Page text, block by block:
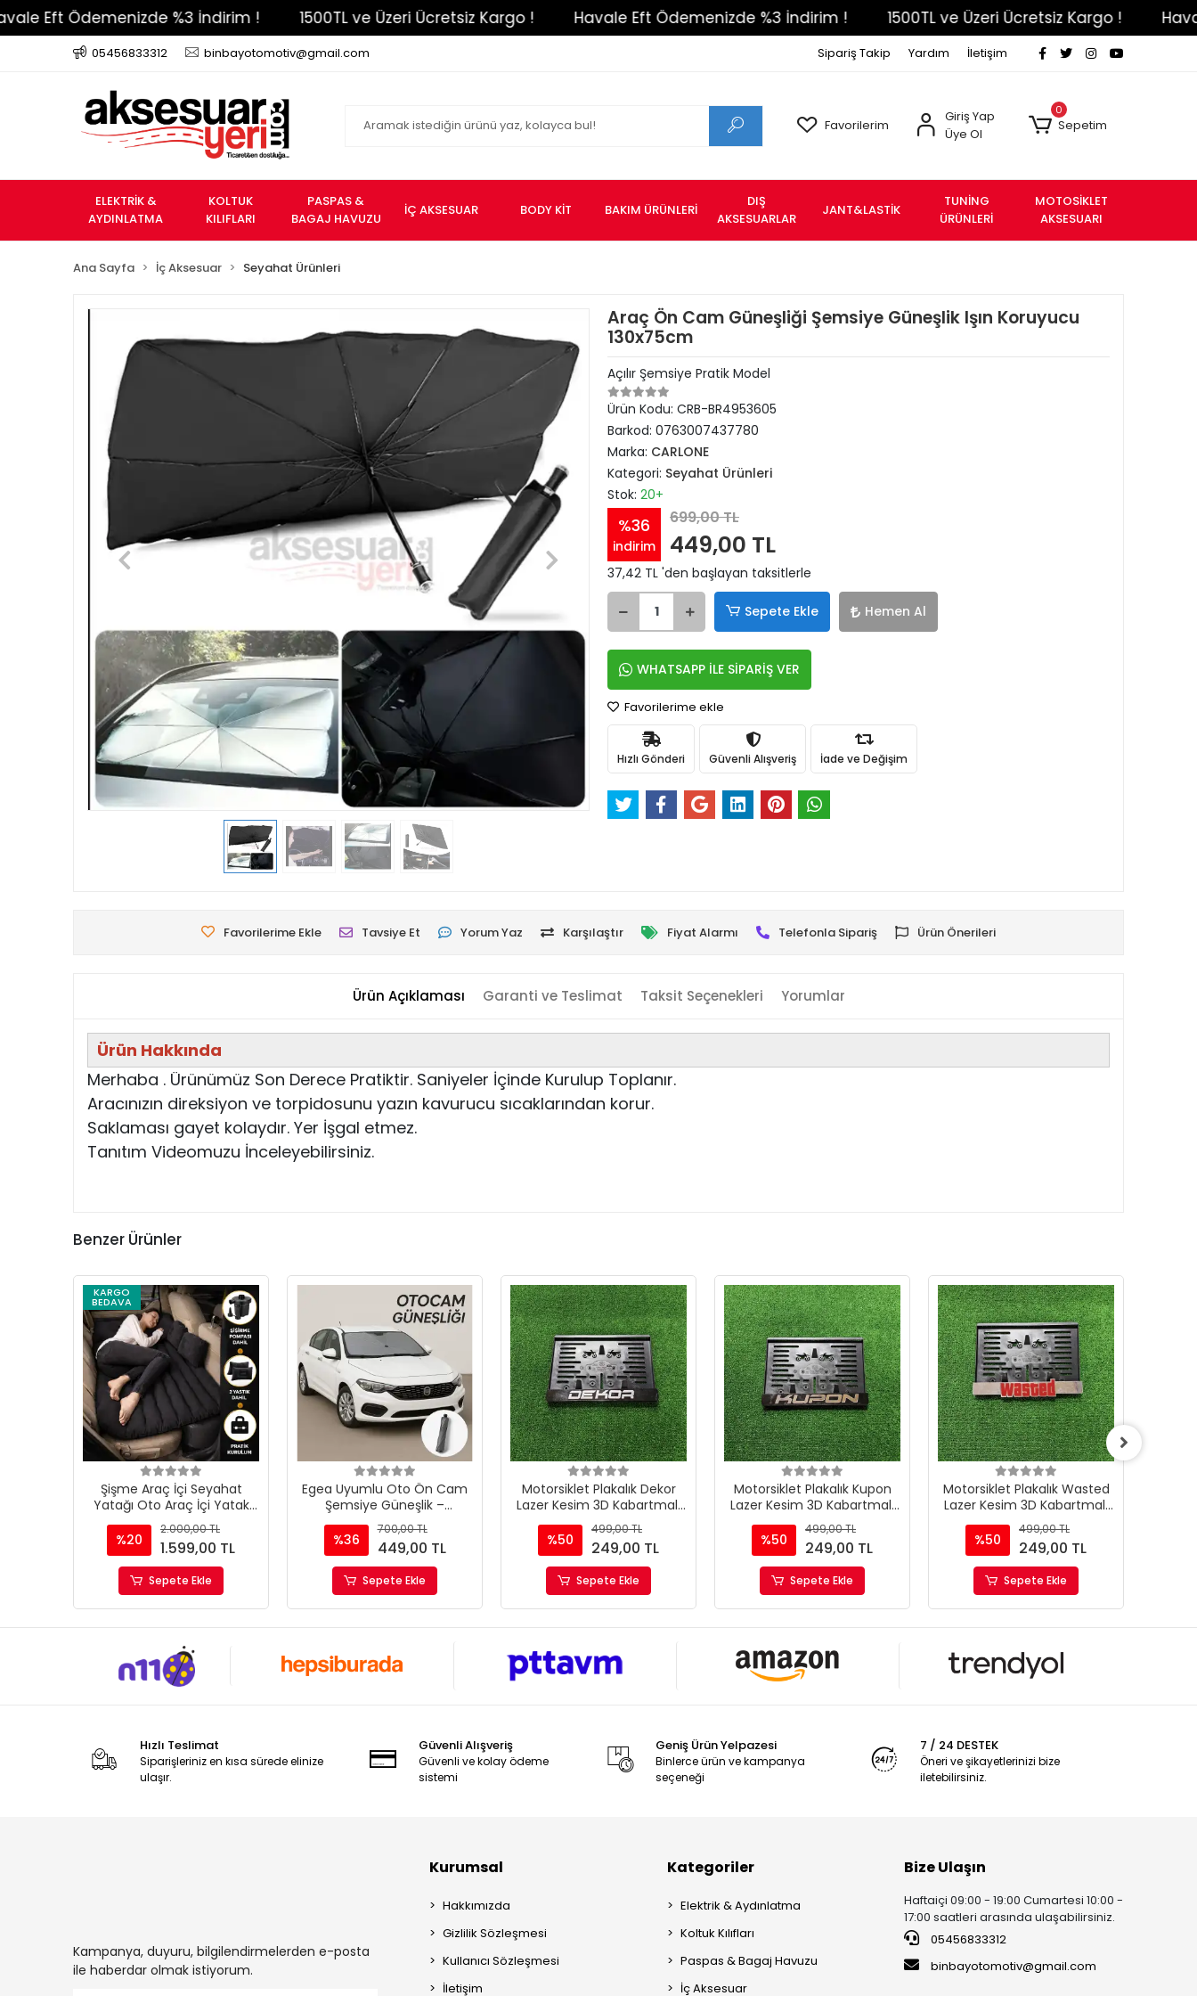
Ödemenizde %3 İndirim ! 1500TL ve Üzeri Ücretsiz Kargo ! Havale Eft Ödemenizde %3 İndirim ! 1500TL ve Üzeri Ücretsiz Kargo ! Havale
05456833312 binbayotomotiv@gmail.com Sipariş Takip Yardım İletişim
Favorilerim
Giriş Yap
Üye Ol
0
Sepetim
ELEKTRİK &
AYDINLATMA
KOLTUK
KILIFLARI
PASPAS &
BAGAJ HAVUZU
İÇ AKSESUAR BODY KİT BAKIM ÜRÜNLERİ
DIŞ
AKSESUARLAR
JANT&LASTİK
TUNİNG
ÜRÜNLERİ
MOTOSİKLET
AKSESUARI
Ana Sayfa İç Aksesuar Seyahat Ürünleri
Araç Ön Cam Güneşliği Şemsiye Güneşlik Işın Koruyucu
130x75cm
Açılır Şemsiye Pratik Model
Ürün Kodu: CRB-BR4953605
Barkod: 0763007437780
Marka: CARLONE
Kategori: Seyahat Ürünleri
Stok: 20+
%36
indirim
699,00 TL
449,00 TL
37,42 TL 'den başlayan taksitlerle
Sepete Ekle Hemen Al
WHATSAPP İLE SİPARİŞ VER
Favorilerime ekle
Hızlı Gönderi Güvenli Alışveriş İade ve Değişim
Favorilerime Ekle Tavsiye Et Yorum Yaz Karşılaştır Fiyat Alarmı Telefonla Sipariş Ürün Önerileri
Ürün Açıklaması Garanti ve Teslimat Taksit Seçenekleri Yorumlar
Ürün Hakkında
Merhaba . Ürünümüz Son Derece Pratiktir. Saniyeler İçinde Kurulup Toplanır.
Aracınızın direksiyon ve torpidosunu yazın kavurucu sıcaklarından korur.
Saklaması gayet kolaydır. Yer İşgal etmez.
Tanıtım Videomuzu İnceleyebilirsiniz.
Benzer Ürünler
KARGO
BEDAVA
Şişme Araç İçi Seyahat
Yatağı Oto Araç İçi Yatak
Siyah Renk Pompa+Yastık
Dahil
%20
2.000,00 TL
1.599,00 TL
Sepete Ekle
Egea Uyumlu Oto Ön Cam
Şemsiye Güneşlik –
Katlanabilir UV ve Isı
Koruyucu Güneş Perdesi
%36
700,00 TL
449,00 TL
Sepete Ekle
Motorsiklet Plakalık Dekor
Lazer Kesim 3D Kabartmalı
Model Motor Plakalığı
%50
499,00 TL
249,00 TL
Sepete Ekle
Motorsiklet Plakalık Kupon
Lazer Kesim 3D Kabartmalı
Model Motor Plakalığı
%50
499,00 TL
249,00 TL
Sepete Ekle
Motorsiklet Plakalık Wasted
Lazer Kesim 3D Kabartmalı
Model Motor Plakalığı
%50
499,00 TL
249,00 TL
Sepete Ekle
Hızlı Teslimat
Siparişleriniz en kısa sürede elinize
ulaşır.
Güvenli Alışveriş
Güvenli ve kolay ödeme
sistemi
Geniş Ürün Yelpazesi
Binlerce ürün ve kampanya
seçeneği
7 / 24 DESTEK
Öneri ve şikayetlerinizi bize
iletebilirsiniz.
Kampanya, duyuru, bilgilendirmelerden e-posta
ile haberdar olmak istiyorum.
Kurumsal
Hakkımızda
Gizlilik Sözleşmesi
Kullanıcı Sözleşmesi
İletişim
Kategoriler
Elektrik & Aydınlatma
Koltuk Kılıfları
Paspas & Bagaj Havuzu
İç Aksesuar
Bize Ulaşın
Haftaiçi 09:00 - 19:00 Cumartesi 10:00 -
17:00 saatleri arasında ulaşabilirsiniz.
05456833312
binbayotomotiv@gmail.com